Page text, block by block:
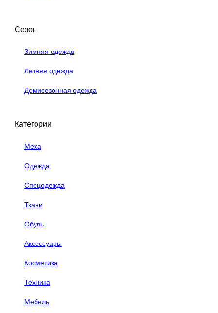
Сезон
Зимняя одежда
Летняя одежда
Демисезонная одежда
Категории
Меха
Одежда
Спецодежда
Ткани
Обувь
Аксессуары
Косметика
Техника
Мебель